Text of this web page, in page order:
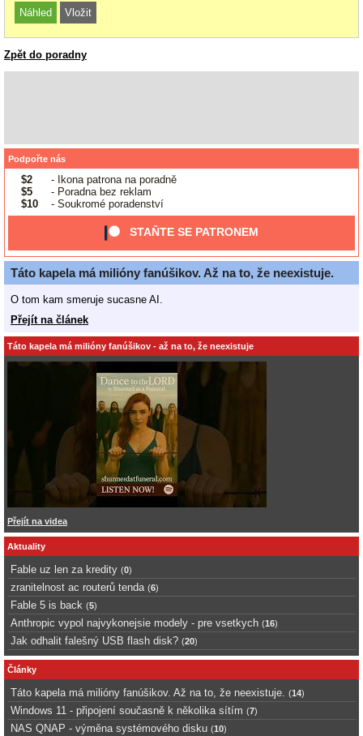
Zpět do poradny
Podpořte nás
$2
- Ikona patrona na poradně
$5
- Poradna bez reklam
$10
- Soukromé poradenství
STAŇTE SE PATRONEM
Táto kapela má milióny fanúšikov. Až na to, že neexistuje.
O tom kam smeruje sucasne AI.
Přejít na článek
Táto kapela má milióny fanúšikov - až na to, že neexistuje
Přejít na videa
Aktuality
Fable uz len za kredity (0)
zranitelnost ac routerů tenda (6)
Fable 5 is back (5)
Anthropic vypol najvykonejsie modely - pre vsetkych (16)
Jak odhalit falešný USB flash disk? (20)
Články
Táto kapela má milióny fanúšikov. Až na to, že neexistuje. (14)
Windows 11 - připojení současně k několika sítím (7)
NAS QNAP - výměna systémového disku (10)